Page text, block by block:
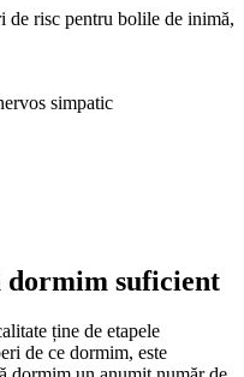
de risc pentru bolile de inimă,
simpatic
dormim suficient
ține de etapele
de ce dormim, este